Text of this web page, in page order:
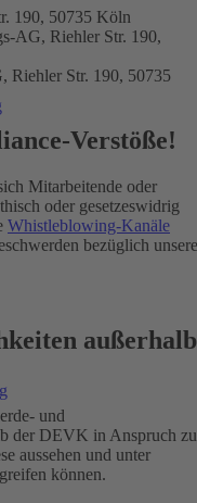
190, 50735 Köln
AG, Riehler Str. 190,
Riehler Str. 190, 50735
Verstöße!
Mitarbeitende oder
oder gesetzeswidrig
Whistleblowing-Kanäle
bezüglich
außerhalb
und
der DEVK in Anspruch zu
aussehen und unter
können.